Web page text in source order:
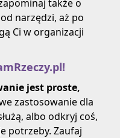
także o
narzędzi, aż po
Ci w organizacji
jest proste,
zastosowanie dla
albo odkryj coś,
potrzeby. Zaufaj